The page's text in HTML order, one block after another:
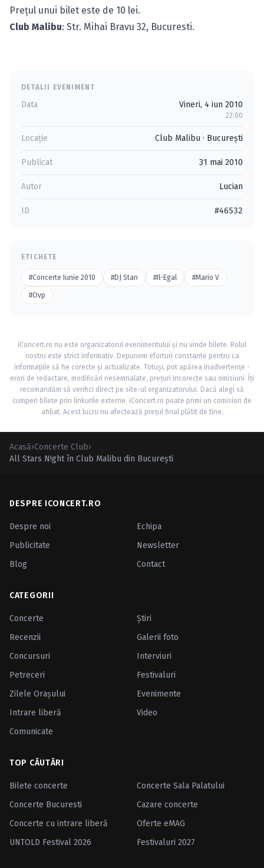
Preţul unui bilet este de 10 lei.
Club Malibu: Str. Mihai Bravu 32, Bucuresti.
DETALII EVENIMENT
Data Vineri, 4 iun 2010
22:00
Locație Club Malibu · Bucureşti
Publicat 31 mai 2010
Autor Lucian
ID #46532
ETICHETE
#Concerte Iunie 2010 #DJ Stan #Il-Egal #Mario V
#Ovp
iConcert.ro nu este organizatorul evenimentului și nu vinde bilete. Rolul
nostru este strict informativ. Depunem eforturi constante pentru ca
informațiile să fie corecte și actualizate. Totuși, pot apărea inadvertențe -
erori de redactare, modificări nesemnalate, prețuri incorecte sau omisiuni. Îți
recomandăm să verifici direct pe site-ul organizatorului. Dacă alegi să
cumperi bilete prin linkurile externe, iConcert.ro poate primi un comision de
afiliat. Acest lucru nu afectează prețul final plătit de tine.
Acasă›Concerte Club›
All Stars N!ght în Club Malibu din Bucureşti
DESPRE ICONCERT.RO
Despre noi
Echipa
Publicitate
Newsletter
Blog
Contact
CATEGORII
Concerte
Ştiri
Recenzii
Galerii foto
Concursuri
Interviuri
Petreceri
Festivaluri
Zilele Oraşului
Evenimente
Intrare liberă
Video
Comunicate
TOP CĂUTĂRI
Bilete concerte
Concerte Sala Palatului
Concerte Bucuresti
Cazare concerte
Concerte cu intrare liberă
Oferte eMAG
UNTOLD Festival 2026
Festivaluri 2027